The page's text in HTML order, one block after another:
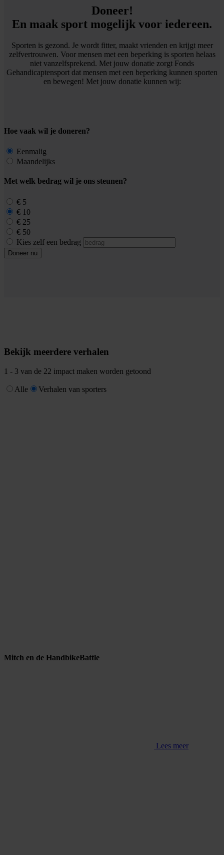
Doneer!
En maak sport mogelijk voor iedereen.
Sporten is gezond. Je wordt fitter, maakt vrienden en krijgt meer
zelfvertrouwen. Voor mensen met een beperking is sporten helaas
niet vanzelfsprekend. Met jouw donatie zorgt Fonds
Gehandicaptensport dat mensen met een beperking kunnen sporten
en bewegen! Met jouw donatie kunnen wij:
Hoe vaak wil je doneren?
Eenmalig
Maandelijks
Met welk bedrag wil je ons steunen?
€ 5
€ 10
€ 25
€ 50
Kies zelf een bedrag
Doneer nu
Bekijk meerdere verhalen
1 - 3 van de 22 impact maken worden getoond
Alle Verhalen van sporters
Mitch en de HandbikeBattle
Lees meer